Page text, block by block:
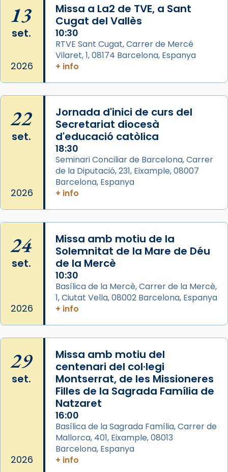
L’arquebisbe de Barcelona, el cardenal Joan
Josep Omella, ha presidit la missa i l’ha
concelebrat el bisbe auxiliar de Barcelona,
Mons. David Abadías.
📸 Dr. G. Simón
Arquebisbat de Barcelona
2 weeks ago
Memòria de les santes Juliana i
Semproniana, verges i màrtirs.
Acompanyant la història de sant Cugat, a
eterna”) són deixebles seves. I l’any 1667, el
frare Joan Gaspar Roig, afirma en una obra
que les santes són filles de l’antiga Iluro.
Mataró en reivindicarà les relíquies fins que
les aconseguirà el 1772. L’ofici que es canta
a la “Missa de les Santes” (“Missa de
pontifici, amb orquestra i cor, i té una
duració aproximada de tres hores. Després,
processó (recuperada el 1972) al voltant
del temple amb les relíquies de les santes.
Des de 1985 hi participa també un grup de
diablesses amb música i ball propis. Festa
gran a Mataró.
«Si vols saber què és calor, ves per les
Santes a Mataró»🥵.
13
set.
2026
Missa a La2 de TVE, a Sant
Cugat del Vallès
10:30
RTVE Sant Cugat, Carrer de Mercé
Vilaret, 1, 08174 Barcelona, Espanya
+ info
22
set.
2026
Jornada d'inici de curs del
Secretariat diocesà
d'educació catòlica
18:30
Seminari Conciliar de Barcelona, Carrer
de la Diputació, 231, Eixample, 08007
Barcelona, Espanya
+ info
24
set.
2026
Missa amb motiu de la
Solemnitat de la Mare de Déu
de la Mercè
10:30
Basílica de la Mercè, Carrer de la Mercè,
1, Ciutat Vella, 08002 Barcelona, Espanya
+ info
29
set.
2026
Missa amb motiu del
centenari del col·legi
Montserrat, de les Missioneres
Filles de la Sagrada Família de
Natzaret
16:00
Basílica de la Sagrada Família, Carrer de
Mallorca, 401, Eixample, 08013
Barcelona, Espanya
+ info